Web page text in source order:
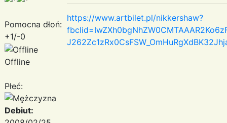
Pomocna dłoń:
+1/-0
Offline
Płeć:
Debiut:
https://www.artbilet.pl/nikkershaw?